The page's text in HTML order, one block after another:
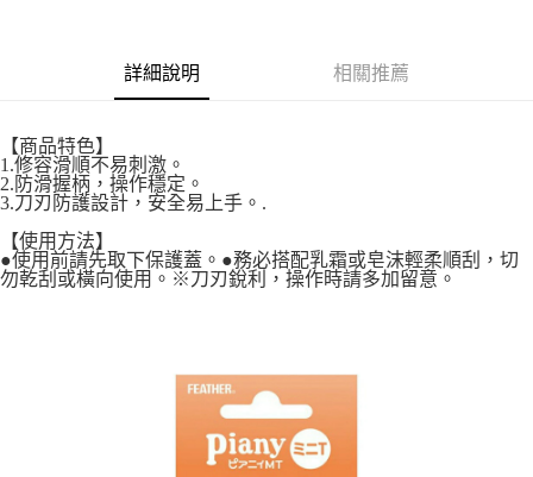
便利好安心！
１．簡單：不需註冊會員、不需綁卡、不需儲值。
２．便利：只要手機號碼，簡訊認證，即可結帳。
３．安心：先確認商品／服務後，再付款。
【「AFTEE先享後付」結帳流程】
１．於結帳方式選擇「AFTEE先享後付」後，將跳轉至「AFTEE先享後付」
結帳頁面，進行簡訊認證並確認金額後，即可完成結帳。
購買商品的店家。未經商家同意取消之訂單仍視為有效，需透過AFTEE先享
※ 交易是否成功請以「AFTEE先享後付 」之結帳頁面顯示為準，若有關於
是否繳費成功／繳費後需取消欲退款等相關疑問，請聯繫「AFTEE先享後付
運送方式
全家取貨付款
每筆NT$60，滿NT$699(含以上)免運費
付款後全家取貨
每筆NT$60，滿NT$699(含以上)免運費
每筆NT$60，滿NT$699(含以上)免運費
詳細說明 相關推薦
【商品特色】
1.修容滑順不易刺激。
2.防滑握柄，操作穩定。
3.刀刃防護設計，安全易上手。.
【使用方法】
●使用前請先取下保護蓋。●務必搭配乳霜或皂沫輕柔順刮，切
勿乾刮或橫向使用。※刀刃銳利，操作時請多加留意。